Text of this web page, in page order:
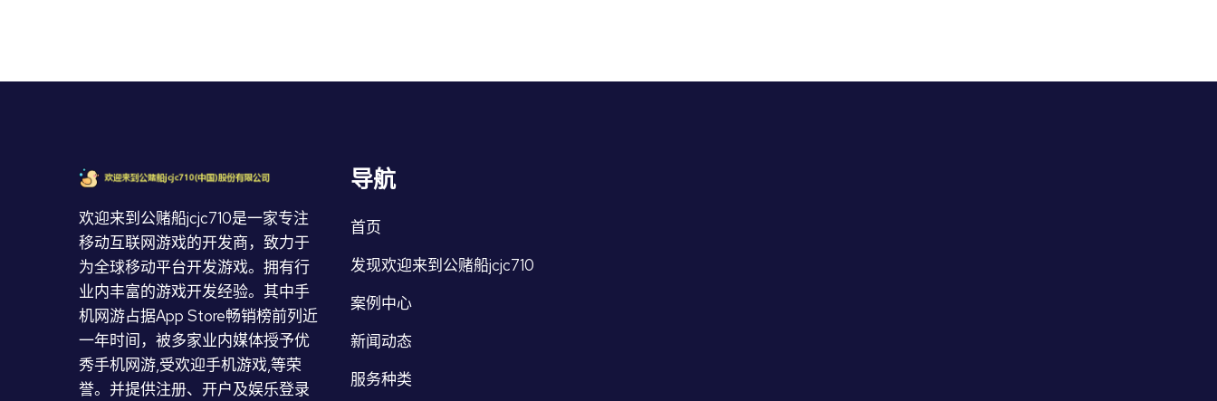
欢迎来到公赌船jcjc710是一家专注
移动互联网游戏的开发商，致力于
为全球移动平台开发游戏。拥有行
业内丰富的游戏开发经验。其中手
机网游占据App Store畅销榜前列近
一年时间，被多家业内媒体授予优
秀手机网游,受欢迎手机游戏,等荣
誉。并提供注册、开户及娱乐登录
导航
首页
发现欢迎来到公赌船jcjc710
案例中心
新闻动态
服务种类